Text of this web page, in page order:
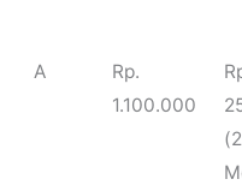
Type Harga
A
Rp.
1.100.000
(2